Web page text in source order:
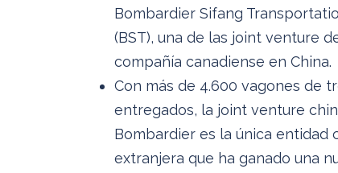
Bombardier Sifang
(BST), una de las joint venture
compañía canadiense en China.
Con más de 4.600 vagones de
entregados, la joint venture
Bombardier es la única entidad
extranjera que ha ganado una